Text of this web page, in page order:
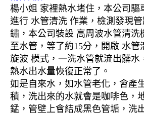
楊小姐 家裡熱水堵住，本公司驅
進行 水管清洗 作業，檢測發現
鏽，本公司裝設 高周波水管清洗
至水管，等了約15分，開啟 水管
旋波 模式，一洗水管就流出髒水
熱水出水量恢復正常了。
如是自來水，如水管老化，會產
積，洗出來的水就會是咖啡色，
錳，管壁上會結成黑色管垢，洗